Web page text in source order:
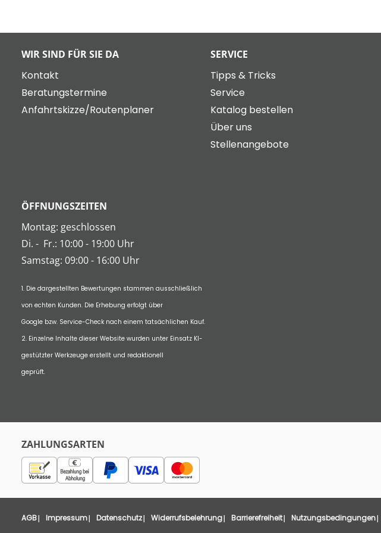
WIR SIND FÜR SIE DA
Kontakt
Beratungstermine
Anfahrtskizze/Routenplaner
SERVICE
Tipps & Tricks
Service
Katalog bestellen
Über uns
Stellenangebote
ÖFFNUNGSZEITEN
Montag: geschlossen
Di. - Fr.: 10:00 - 19:00 Uhr
Samstag: 09:00 - 16:00 Uhr
1. Die dargestellten Bewertungen stammen ausschließlich
von echten Kunden. Die Erhebung erfolgt über
Google bzw. Service-Check nach einem tatsächlichen Kauf.
2. Einzelne Inhalte dieser Website wurden unter Einsatz KI-
gestützter Werkzeuge erstellt und redaktionell
geprüft.
ZAHLUNGSARTEN
AGB Impressum Datenschutz Widerrufsbelehrung Barrierefreiheit Nutzungsbedingungen